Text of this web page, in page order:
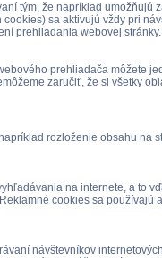
tým, že napríklad umožňujú
sa aktivujú vždy pri
prehliadania webovej stránky.
prehliadača môžete
zaručiť, že si všetky
rozloženie obsahu na
na internete, a to
cookies sa používajú
návštevníkov